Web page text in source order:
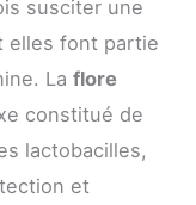
susciter une
elles font partie
La flore
constitué de
lactobacilles,
et